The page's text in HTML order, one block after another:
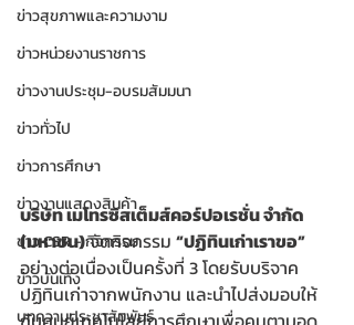
ข่าวสุขภาพและความงาม
ข่าวหน่วยงานราชการ
ข่าวงานประชุม-อบรมสัมมนา
ข่าวทั่วไป
ข่าวการศึกษา
ข่าวงานแสดงสินค้า
ข่าว CSR - กิจกรรม
ข่าวบันเทิง
บทความประชาสัมพันธ์
บริษัท เมโทรซิสเต็มส์คอร์ปอเรชั่น จำกัด
(มหาชน) จัดกิจกรรม “ปฏิทินเก่าเราขอ”
อย่างต่อเนื่องเป็นครั้งที่ 3 โดยรับบริจาค
ปฏิทินเก่าจากพนักงาน และนำไปส่งมอบให้